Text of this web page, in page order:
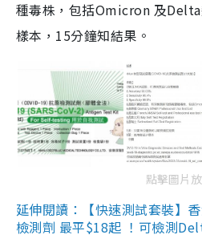
種毒株，包括Omicron 及
樣本，15分鐘知結果。
點擊圖片
延伸閱讀：【快速測試套裝】
檢測劑 最平$18起 ！可檢測